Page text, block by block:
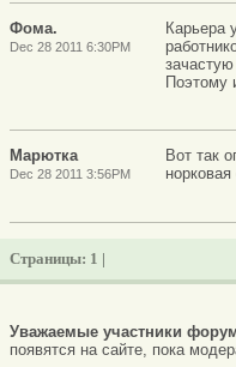
Фома.
Dec 28 2011 6:30PM
Карьера
Поэтому
Марютка
Dec 28 2011 3:56PM
Вот так
Страницы: 1 |
Уважаемые участники
появятся на сайте, пока